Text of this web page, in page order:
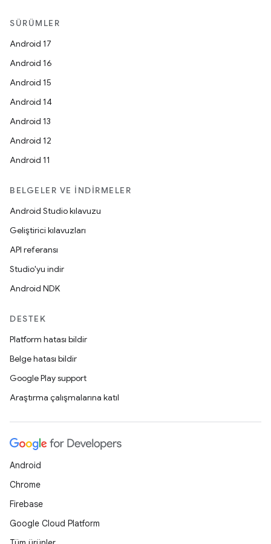
SÜRÜMLER
Android 17
Android 16
Android 15
Android 14
Android 13
Android 12
Android 11
BELGELER VE İNDIRMELER
Android Studio kılavuzu
Geliştirici kılavuzları
API referansı
Studio'yu indir
Android NDK
DESTEK
Platform hatası bildir
Belge hatası bildir
Google Play support
Araştırma çalışmalarına katıl
Android
Chrome
Firebase
Google Cloud Platform